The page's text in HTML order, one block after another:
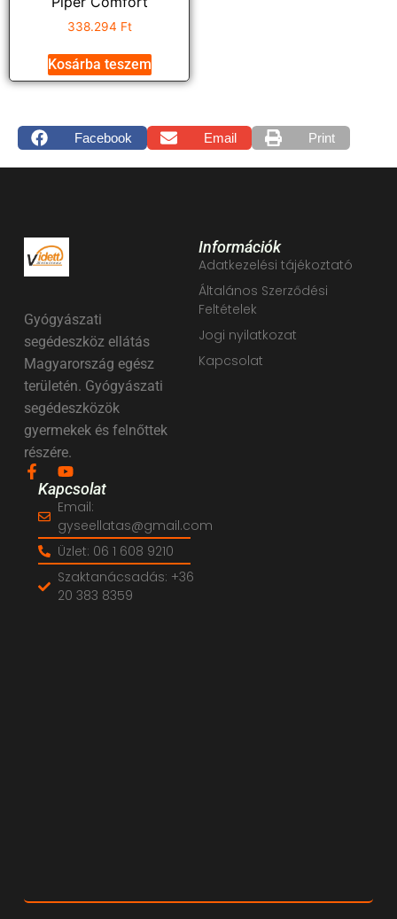
338.294 Ft
Kosárba teszem
Facebook Email Print
Gyógyászati
segédeszköz ellátás
Magyarország egész
területén. Gyógyászati
segédeszközök
gyermekek és felnőttek
részére.
Információk
Adatkezelési tájékoztató
Általános Szerződési
Feltételek
Jogi nyilatkozat
Kapcsolat
Kapcsolat
Email:
gyseellatas@gmail.com
Üzlet: 06 1 608 9210
Szaktanácsadás: +36
20 383 8359